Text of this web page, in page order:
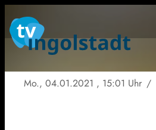
Mo., 04.01.2021 , 15:01 Uhr /